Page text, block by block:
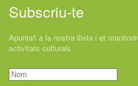
Subscriu-te
Apunta't a la nostra llista i et
activitats culturals